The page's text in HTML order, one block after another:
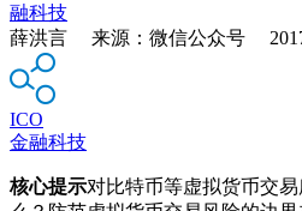
融科技
薛洪言 来源：微信公众号 2017-
ICO
金融科技
核心提示对比特币等虚拟货币交